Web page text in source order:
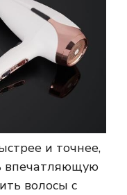
и точнее,
впечатляющую
волосы с